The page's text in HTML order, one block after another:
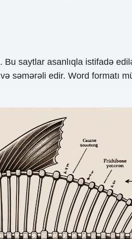
saytlar asanlıqla istifadə
səmərəli edir. Word formatı